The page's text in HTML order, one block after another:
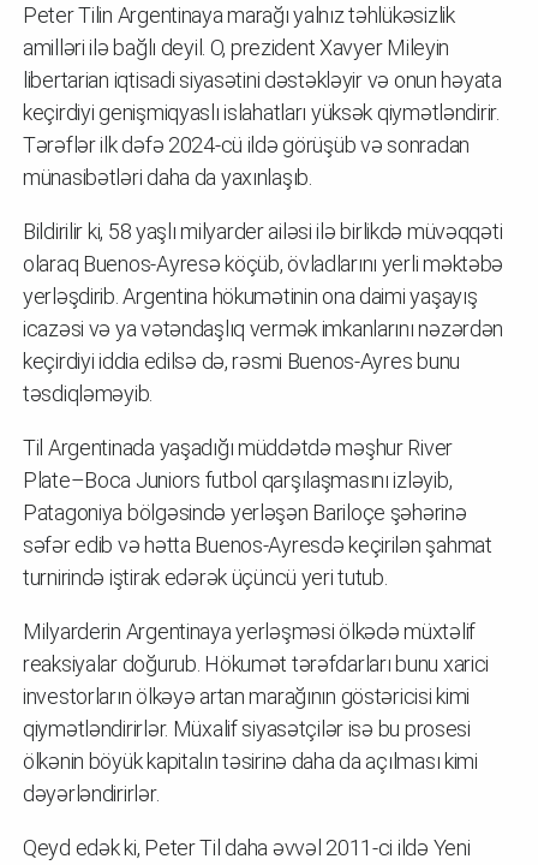
Peter Tilin Argentinaya marağı yalnız təhlükəsizlik
amilləri ilə bağlı deyil. O, prezident Xavyer Mileyin
libertarian iqtisadi siyasətini dəstəkləyir və onun həyata
keçirdiyi genişmiqyaslı islahatları yüksək qiymətləndirir.
Tərəflər ilk dəfə 2024-cü ildə görüşüb və sonradan
münasibətləri daha da yaxınlaşıb.
Bildirilir ki, 58 yaşlı milyarder ailəsi ilə birlikdə müvəqqəti
olaraq Buenos-Ayresə köçüb, övladlarını yerli məktəbə
yerləşdirib. Argentina hökumətinin ona daimi yaşayış
icazəsi və ya vətəndaşlıq vermək imkanlarını nəzərdən
keçirdiyi iddia edilsə də, rəsmi Buenos-Ayres bunu
təsdiqləməyib.
Til Argentinada yaşadığı müddətdə məşhur River
Plate–Boca Juniors futbol qarşılaşmasını izləyib,
Patagoniya bölgəsində yerləşən Bariloçe şəhərinə
səfər edib və hətta Buenos-Ayresdə keçirilən şahmat
turnirində iştirak edərək üçüncü yeri tutub.
Milyarderin Argentinaya yerləşməsi ölkədə müxtəlif
reaksiyalar doğurub. Hökumət tərəfdarları bunu xarici
investorların ölkəyə artan marağının göstəricisi kimi
qiymətləndirirlər. Müxalif siyasətçilər isə bu prosesi
ölkənin böyük kapitalın təsirinə daha da açılması kimi
dəyərləndirirlər.
Qeyd edək ki, Peter Til daha əvvəl 2011-ci ildə Yeni